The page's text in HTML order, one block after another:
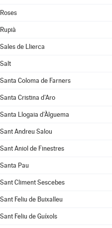
Roses
Rupià
Sales de Llierca
Salt
Santa Coloma de Farners
Santa Cristina d'Aro
Santa Llogaia d'Àlguema
Sant Andreu Salou
Sant Aniol de Finestres
Santa Pau
Sant Climent Sescebes
Sant Feliu de Buixalleu
Sant Feliu de Guíxols